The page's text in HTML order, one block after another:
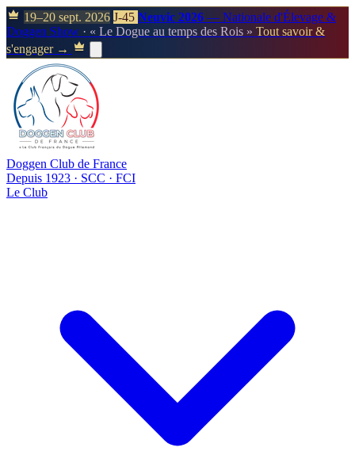
19–20 sept. 2026 J-45 Neuvic 2026 — Nationale d'Élevage &
Doggen Show · « Le Dogue au temps des Rois » Tout savoir &
s'engager →
Doggen Club de France
Depuis 1923 · SCC · FCI
Le Club